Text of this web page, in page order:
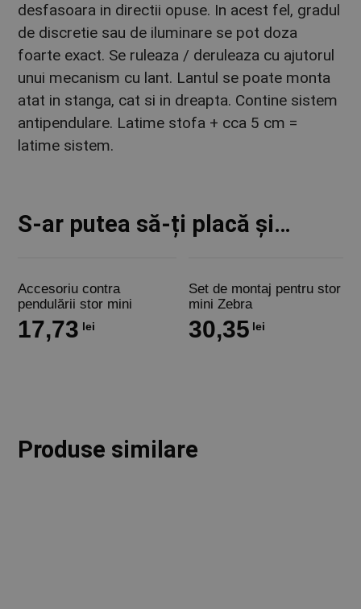
desfasoara in directii opuse. In acest fel, gradul
de discretie sau de iluminare se pot doza
foarte exact. Se ruleaza / deruleaza cu ajutorul
unui mecanism cu lant. Lantul se poate monta
atat in stanga, cat si in dreapta. Contine sistem
antipendulare. Latime stofa + cca 5 cm =
latime sistem.
S-ar putea să-ți placă și…
Accesoriu contra
pendulării stor mini
17,73 lei
Set de montaj pentru stor
mini Zebra
30,35 lei
Produse similare